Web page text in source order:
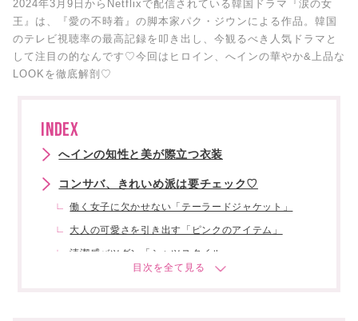
2024年3月9日からNetflixで配信されている韓国ドラマ『涙の女
王』は、『愛の不時着』の脚本家パク・ジウンによる作品。韓国
のテレビ視聴率の最高記録を叩き出し、今観るべき人気ドラマと
して注目の的なんです♡今回はヒロイン、へインの華やか&上品な
LOOKを徹底解剖♡
INDEX
へインの知性と美が際立つ衣装
コンサバ、きれいめ派は要チェック♡
働く女子に欠かせない「テーラードジャケット」
大人の可愛さを引き出す「ピンクのアイテム」
清潔感バツグン「シャツスタイル」
1枚で主役級の存在感「華やかブラウス」